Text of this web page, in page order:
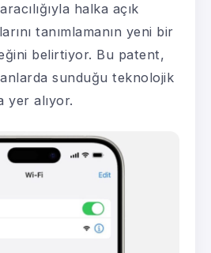
halka açık
tanımlamanın yeni bir
belirtiyor. Bu patent,
sunduğu teknolojik
yer alıyor.